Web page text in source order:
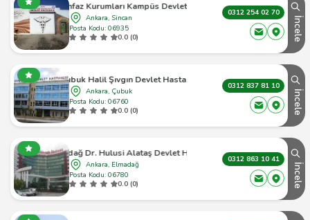
Ceza İnfaz Kurumları Kampüs Devlet Hastanesi
Ankara, Sincan
Posta Kodu: 06935
0.0 (0)
0312 254 02 70
İncele
Çubuk Halil Şıvgın Devlet Hastanesi
Ankara, Çubuk
Posta Kodu: 06760
0.0 (0)
0312 837 81 10
İncele
Elmadağ Dr. Hulusi Alataş Devlet Hastanesi
Ankara, Elmadağ
Posta Kodu: 06780
0.0 (0)
0312 863 10 41
İncele